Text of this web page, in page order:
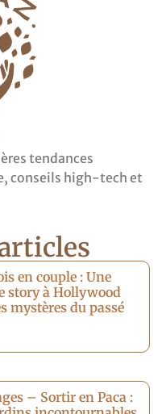
tendances
conseils high-tech et
en couple : Une
story à Hollywood
mystères du passé
– Sortir en Paca :